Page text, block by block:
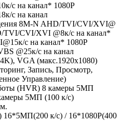
с на канал* 1080P
с на канал
8M-N AHD/TVI/CVI/XVI@
TVI/CVI/XVI @8к/с на канал*
с на канал* 1080P
@25к/с на канал
VGA (макс.1920х1080)
Запись, Просмотр,
Управление)
(HVR) 8 камеры 5МП
5MП (100 к/с)
16*5МП(200 к/с) / 16*1080P(400